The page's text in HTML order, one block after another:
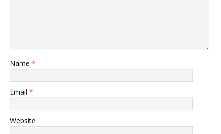
Name *
Email *
Website